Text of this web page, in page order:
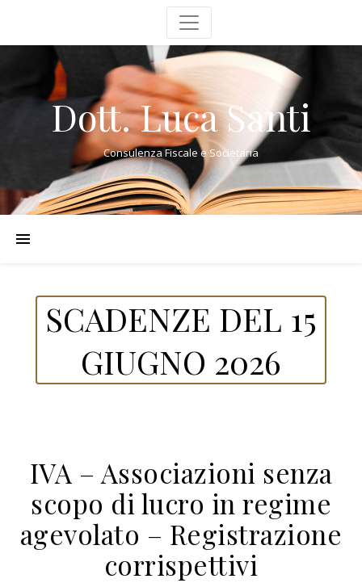
Dott. Luca Santi
Consulenza Fiscale e Societaria
SCADENZE DEL 15
GIUGNO 2026
IVA – Associazioni senza
scopo di lucro in regime
agevolato – Registrazione
corrispettivi